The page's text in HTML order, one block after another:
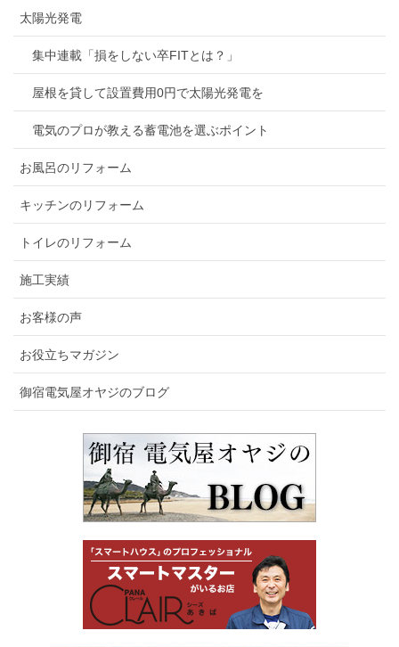
太陽光発電
集中連載「損をしない卒FITとは？」
屋根を貸して設置費用0円で太陽光発電を
電気のプロが教える蓄電池を選ぶポイント
お風呂のリフォーム
キッチンのリフォーム
トイレのリフォーム
施工実績
お客様の声
お役立ちマガジン
御宿電気屋オヤジのブログ